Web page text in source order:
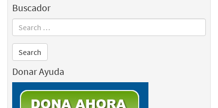
Buscador
Donar Ayuda